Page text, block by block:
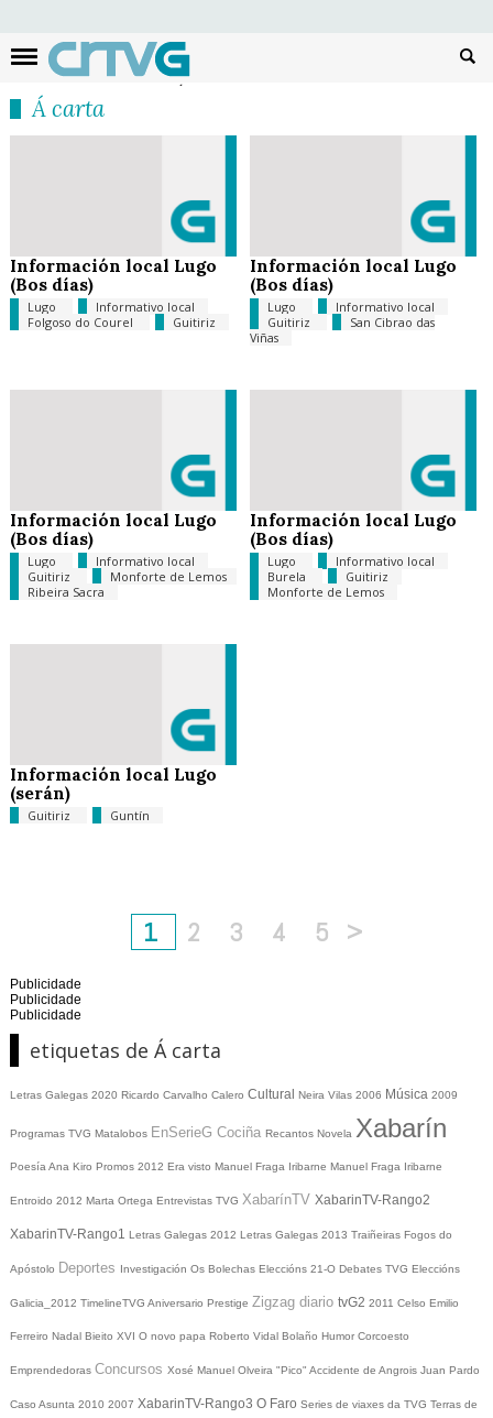
Á carta
Información local Lugo
(Bos días)
Lugo
Informativo local
Folgoso do Courel
Guitiriz
Información local Lugo
(Bos días)
Lugo
Informativo local
Guitiriz
San Cibrao das
Viñas
Información local Lugo
(Bos días)
Lugo
Informativo local
Guitiriz
Monforte de Lemos
Ribeira Sacra
Información local Lugo
(Bos días)
Lugo
Informativo local
Burela
Guitiriz
Monforte de Lemos
Información local Lugo
(serán)
Guitiriz Guntín
1 2 3 4 5 >
Publicidade
Publicidade
Publicidade
etiquetas de Á carta
Letras Galegas 2020 Ricardo Carvalho Calero Cultural Neira Vilas 2006 Música 2009
Programas TVG Matalobos EnSerieG Cociña Recantos Novela Xabarín
Poesía Ana Kiro Promos 2012 Era visto Manuel Fraga Iribarne Manuel Fraga Iribarne
Entroido 2012 Marta Ortega Entrevistas TVG XabarínTV XabarinTV-Rango2
XabarinTV-Rango1 Letras Galegas 2012 Letras Galegas 2013 Traiñeiras Fogos do
Apóstolo Deportes Investigación Os Bolechas Eleccións 21-O Debates TVG Eleccións
Galicia_2012 TimelineTVG Aniversario Prestige Zigzag diario tvG2 2011 Celso Emilio
Ferreiro Nadal Bieito XVI O novo papa Roberto Vidal Bolaño Humor Corcoesto
Emprendedoras Concursos Xosé Manuel Olveira "Pico" Accidente de Angrois Juan Pardo
Caso Asunta 2010 2007 XabarinTV-Rango3 O Faro Series de viaxes da TVG Terras de